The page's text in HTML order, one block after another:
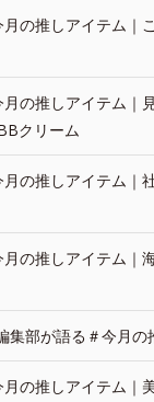
の推しアイテム｜
の推しアイテム｜
クリーム
の推しアイテム｜
の推しアイテム｜
集部が語る＃今月の
の推しアイテム｜